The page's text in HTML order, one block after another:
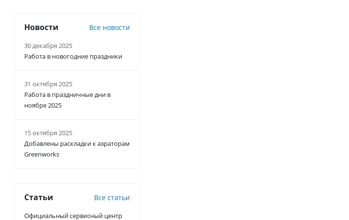
Новости Все новости
30 декабря 2025
Работа в новогодние праздники
31 октября 2025
Работа в праздничные дни в
ноябре 2025
15 октября 2025
Добавлены раскладки к аэраторам
Greenworks
Статьи Все статьи
Официальный сервисный центр